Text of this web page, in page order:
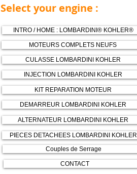
INJECTION LOMBARDINI KOHLER
DEMARREUR LOMBARDINI KOHLER
ALTERNATEUR LOMBARDINI KOHLER
Couples de Serrage
CONTACT
MOTEURS COMPLETS NEUFS
INTRO / HOME : LOMBARDINI® KOHLER®
CULASSE LOMBARDINI KOHLER
KIT REPARATION MOTEUR
Select your engine :
PIECES DETACHEES LOMBARDINI KOHLER